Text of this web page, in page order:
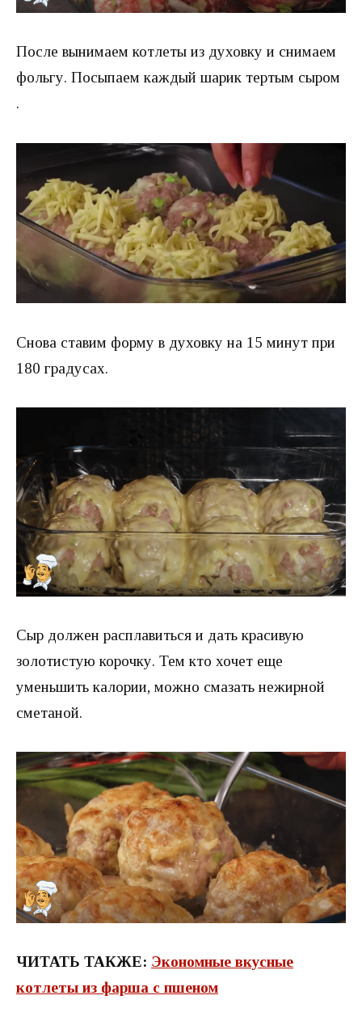
После вынимаем котлеты из духовку и снимаем
фольгу. Посыпаем каждый шарик тертым сыром
.
Снова ставим форму в духовку на 15 минут при
180 градусах.
Сыр должен расплавиться и дать красивую
золотистую корочку. Тем кто хочет еще
уменьшить калории, можно смазать нежирной
сметаной.
ЧИТАТЬ ТАКЖЕ: Экономные вкусные
котлеты из фарша с пшеном